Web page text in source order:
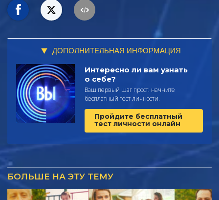
ДОПОЛНИТЕЛЬНАЯ ИНФОРМАЦИЯ
Интересно ли вам узнать
о себе?
Ваш первый шаг прост: начните
бесплатный тест личности.
Пройдите бесплатный
тест личности онлайн
БОЛЬШЕ НА ЭТУ ТЕМУ